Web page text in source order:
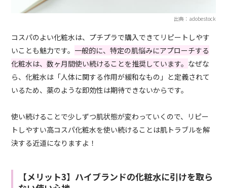
出典：adobestock
コスパのよい化粧水は、プチプラで購入できてリピートしやす
いことも魅力です。 一般的に、特定の肌悩みにアプローチする
化粧水は、数ヶ月間使い続けることを推奨しています。 なぜな
ら、化粧水は「人体に関する作用が緩和なもの」と定義されて
いるため、薬のような即効性は期待できないからです。
使い続けることで少しずつ肌状態が変わっていくので、リピー
トしやすい高コスパ化粧水を使い続けることは肌トラブルを解
決する近道になりますよ！
【メリット3】ハイブランドの化粧水に引けを取ら